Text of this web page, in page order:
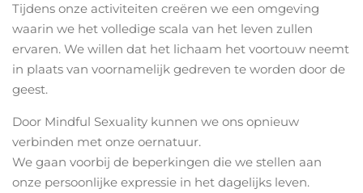
Tijdens onze activiteiten creëren we een omgeving
waarin we het volledige scala van het leven zullen
ervaren. We willen dat het lichaam het voortouw neemt
in plaats van voornamelijk gedreven te worden door de
geest.
Door Mindful Sexuality kunnen we ons opnieuw
verbinden met onze oernatuur.
We gaan voorbij de beperkingen die we stellen aan
onze persoonlijke expressie in het dagelijks leven.